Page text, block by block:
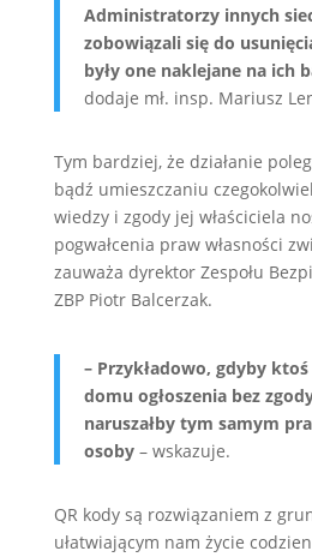
Administratorzy innych
zobowiązali się do
były one naklejane na ich
dodaje mł. insp. Mariusz
Tym bardziej, że działanie
bądź umieszczaniu
wiedzy i zgody jej właściciela
pogwałcenia praw własności
zauważa dyrektor Zespołu
ZBP Piotr Balcerzak.
– Przykładowo, gdyby
domu ogłoszenia bez
naruszałby tym samym
osoby – wskazuje.
QR kody są rozwiązaniem z
ułatwiającym nam życie